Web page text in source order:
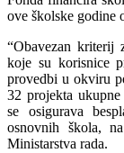
ove školske godine
“Obavezan kriterij
koje su korisnice
provedbi u okviru
32 projekta
se osigurava
osnovnih škola,
Ministarstva rada.